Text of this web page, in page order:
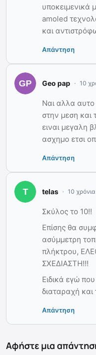
υποκειμενικά
amoled
και
Απάντηση
Geo pap 10
Ναι αλλα αυτο
στην μεση και
ειναι μεγαλη
ασχημο ετσι
Απάντηση
telas 10
Σκύλος το 10!!
Επίσης θα
ασύμμετρη
πλήκτρου,
ΣΧΕΔΙΑΣΤΗ!!!
Ειδικά εγώ
διαταραχή
Απάντηση
Αφήστε μια